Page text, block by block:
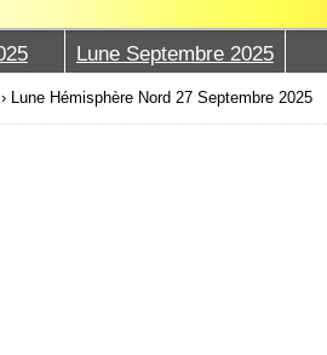
Lune Septembre 2025
› Lune Hémisphère Nord 27 Septembre 2025